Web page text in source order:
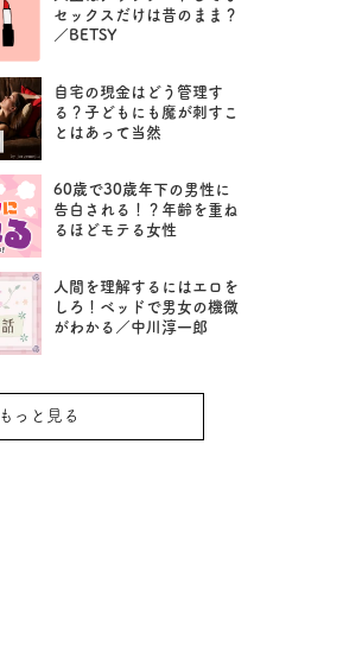
セックスだけは昔のまま？
／BETSY
自宅の現金はどう管理す
る？子どもにも魔が刺すこ
とはあって当然
60歳で30歳年下の男性に
告白される！？年齢を重ね
るほどモテる女性
人間を理解するにはエロを
しろ！ベッドで男女の機微
がわかる／中川淳一郎
もっと見る